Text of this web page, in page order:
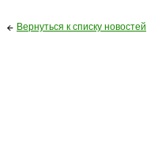
Вернуться к списку новостей